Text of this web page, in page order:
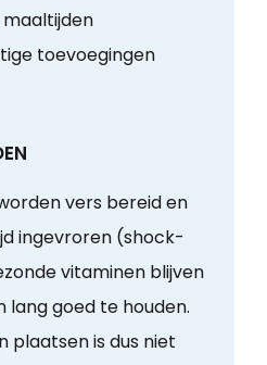
maaltijden
toevoegingen
vers bereid en
ingevroren (shock-
vitaminen blijven
lang goed te houden.
plaatsen is dus niet